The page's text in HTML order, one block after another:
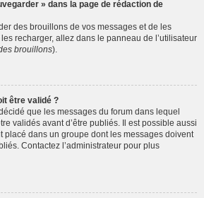
» dans la page de rédaction de
des brouillons de vos messages et de les
recharger, allez dans le panneau de l’utilisateur
brouillons).
être validé ?
que les messages du forum dans lequel
validés avant d’être publiés. Il est possible aussi
placé dans un groupe dont les messages doivent
Contactez l’administrateur pour plus